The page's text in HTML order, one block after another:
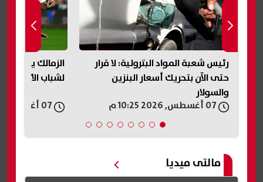
رئيس شعبة المواد البترولية: لا قرار
حتى الآن بتحريك أسعار البنزين
والسولار
الزمالك يكشف
لشباب الأهلي
مالتى ميديا